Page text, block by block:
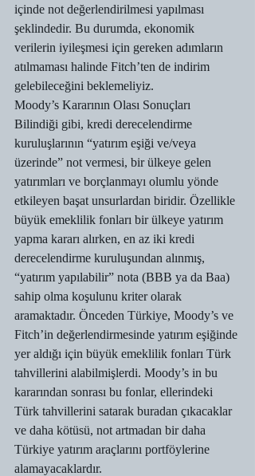
içinde not değerlendirilmesi yapılması
şeklindedir. Bu durumda, ekonomik
verilerin iyileşmesi için gereken adımların
atılmaması halinde Fitch’ten de indirim
gelebileceğini beklemeliyiz.
Moody’s Kararının Olası Sonuçları
Bilindiği gibi, kredi derecelendirme
kuruluşlarının “yatırım eşiği ve/veya
üzerinde” not vermesi, bir ülkeye gelen
yatırımları ve borçlanmayı olumlu yönde
etkileyen başat unsurlardan biridir. Özellikle
büyük emeklilik fonları bir ülkeye yatırım
yapma kararı alırken, en az iki kredi
derecelendirme kuruluşundan alınmış,
“yatırım yapılabilir” nota (BBB ya da Baa)
sahip olma koşulunu kriter olarak
aramaktadır. Önceden Türkiye, Moody’s ve
Fitch’in değerlendirmesinde yatırım eşiğinde
yer aldığı için büyük emeklilik fonları Türk
tahvillerini alabilmişlerdi. Moody’s in bu
kararından sonrası bu fonlar, ellerindeki
Türk tahvillerini satarak buradan çıkacaklar
ve daha kötüsü, not artmadan bir daha
Türkiye yatırım araçlarını portföylerine
alamayacaklardır.